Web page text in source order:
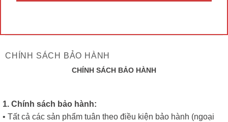
CHÍNH SÁCH BẢO HÀNH
CHÍNH SÁCH BẢO HÀNH
1. Chính sách bảo hành:
• Tất cả các sản phẩm tuân theo điều kiện bảo hành (ngoại